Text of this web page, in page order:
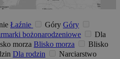
Łaźnie Góry Góry
bożonarodzeniowe
Dla
morza Blisko morza
Blisko
Dla rodzin
Narciarstwo